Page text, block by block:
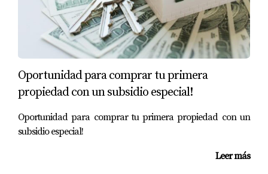
Oportunidad para comprar tu primera
propiedad con un subsidio especial!
Oportunidad para comprar tu primera propiedad con un
subsidio especial!
Leer más